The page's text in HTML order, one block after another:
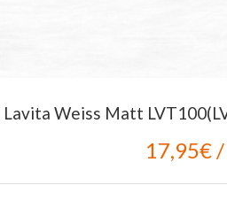
Lavita Weiss Matt
17,95€ /